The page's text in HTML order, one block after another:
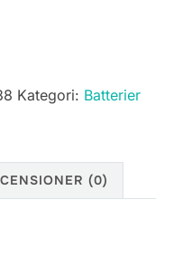
Kategori: Batterier
(0)